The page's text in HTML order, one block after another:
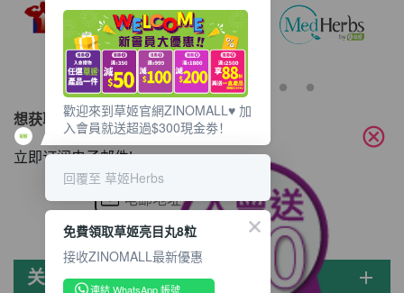
想获取最新的优惠资讯？
立即订阅电子邮件!
关于ZINOMALL add
cancel
歡迎來到草姬官網ZINOMALL♥️ 加
入會員就送超過$300現金劵！
回覆至 草姬Herbs
免費領取草姬亮目丸8粒
接收ZINOMALL最新優惠
連結 WhatsApp 帳號